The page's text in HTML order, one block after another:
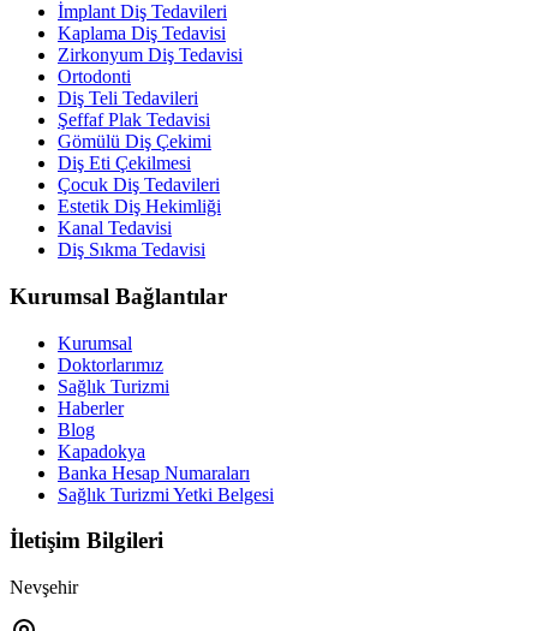
İmplant Diş Tedavileri
Kaplama Diş Tedavisi
Zirkonyum Diş Tedavisi
Ortodonti
Diş Teli Tedavileri
Şeffaf Plak Tedavisi
Gömülü Diş Çekimi
Diş Eti Çekilmesi
Çocuk Diş Tedavileri
Estetik Diş Hekimliği
Kanal Tedavisi
Diş Sıkma Tedavisi
Kurumsal Bağlantılar
Kurumsal
Doktorlarımız
Sağlık Turizmi
Haberler
Blog
Kapadokya
Banka Hesap Numaraları
Sağlık Turizmi Yetki Belgesi
İletişim Bilgileri
Nevşehir